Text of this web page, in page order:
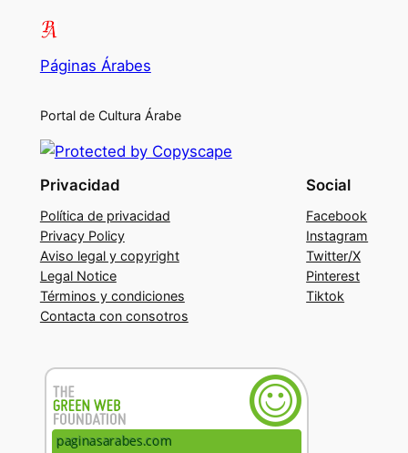
Páginas Árabes
Portal de Cultura Árabe
Privacidad
Política de privacidad
Privacy Policy
Aviso legal y copyright
Legal Notice
Términos y condiciones
Contacta con consotros
Social
Facebook
Instagram
Twitter/X
Pinterest
Tiktok